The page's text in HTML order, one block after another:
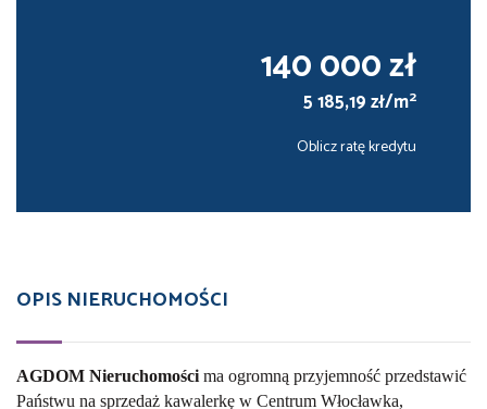
140 000 zł
5 185,19 zł/m2
Oblicz ratę kredytu
OPIS NIERUCHOMOŚCI
AGDOM Nieruchomości ma ogromną przyjemność przedstawić
Państwu na sprzedaż kawalerkę w Centrum Włocławka,